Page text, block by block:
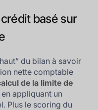
basé sur
du bilan à savoir
nette comptable
de la limite de
appliquant un
Plus le scoring du